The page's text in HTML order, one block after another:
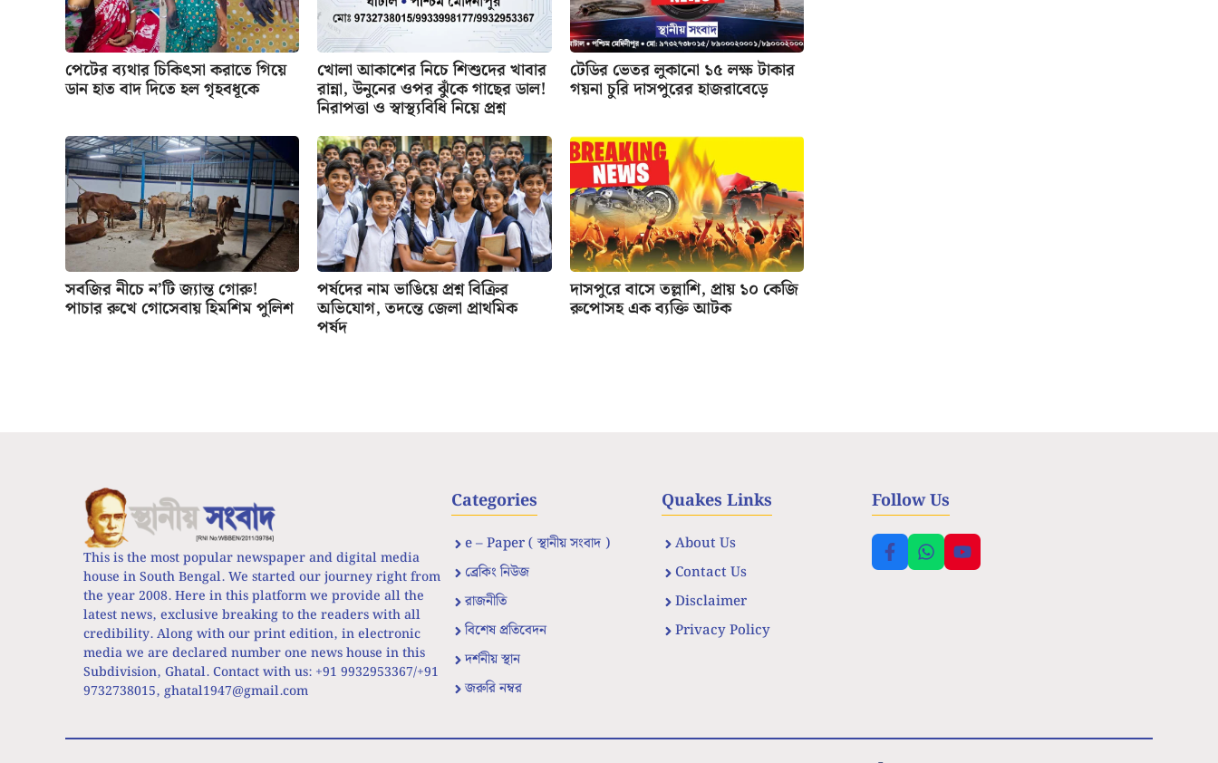
পেটের ব্যথার চিকিৎসা করাতে গিয়ে
ডান হাত বাদ দিতে হল গৃহবধূকে
খোলা আকাশের নিচে শিশুদের খাবার
রান্না, উনুনের ওপর ঝুঁকে গাছের ডাল!
নিরাপত্তা ও স্বাস্থ্যবিধি নিয়ে প্রশ্ন
টেডির ভেতর লুকানো ১৫ লক্ষ টাকার
গয়না চুরি দাসপুরের হাজরাবেড়ে
সবজির নীচে ন’টি জ্যান্ত গোরু!
পাচার রুখে গোসেবায় হিমশিম পুলিশ
পর্ষদের নাম ভাঙিয়ে প্রশ্ন বিক্রির
অভিযোগ, তদন্তে জেলা প্রাথমিক
পর্ষদ
দাসপুরে বাসে তল্লাশি, প্রায় ১০ কেজি
রুপোসহ এক ব্যক্তি আটক
This is the most popular newspaper and digital media
house in South Bengal. We started our journey right from
the year 2008. Here in this platform we provide all the
latest news, exclusive breaking to the readers with all
credibility. Along with our print edition, in electronic
media we are declared number one news house in this
Subdivision, Ghatal. Contact with us: +91 9932953367/+91
9732738015, ghatal1947@gmail.com
Categories
e – Paper ( স্থানীয় সংবাদ )
ব্রেকিং নিউজ
রাজনীতি
বিশেষ প্রতিবেদন
দর্শনীয় স্থান
জরুরি নম্বর
Quakes Links
About Us
Contact Us
Disclaimer
Privacy Policy
Follow Us